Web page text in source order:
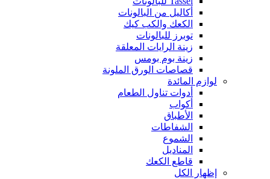
أكاليل من البالونات
الكعك والكب كيك
توبرز للبالونات
زينة الرايات المعلقة
زينة بوم بومس
قصاصات الورق الملونة
لوازم المائدة
أدوات تناول الطعام
أكواب
الأطباق
الشفاطات
الشموع
المناديل
قاطع الكعك
إظهار الكل